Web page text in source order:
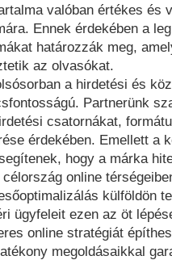
valóban értékes és
Ennek érdekében a
határozzák meg,
az olvasókat.
a hirdetési és
Partnerünk
csatornákat,
érdekében. Emellett a
hogy a márka
online
külföldön
ügyfeleit ezen az öt
online stratégiát
megoldásaikkal